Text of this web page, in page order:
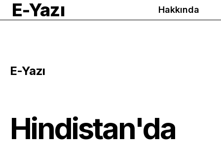
E-Yazı Hakkında
E-Yazı
Hindistan'da